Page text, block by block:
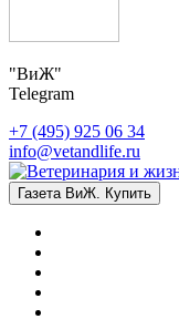
"ВиЖ"
Telegram
+7 (495) 925 06 34
info@vetandlife.ru
Газета ВиЖ. Купить